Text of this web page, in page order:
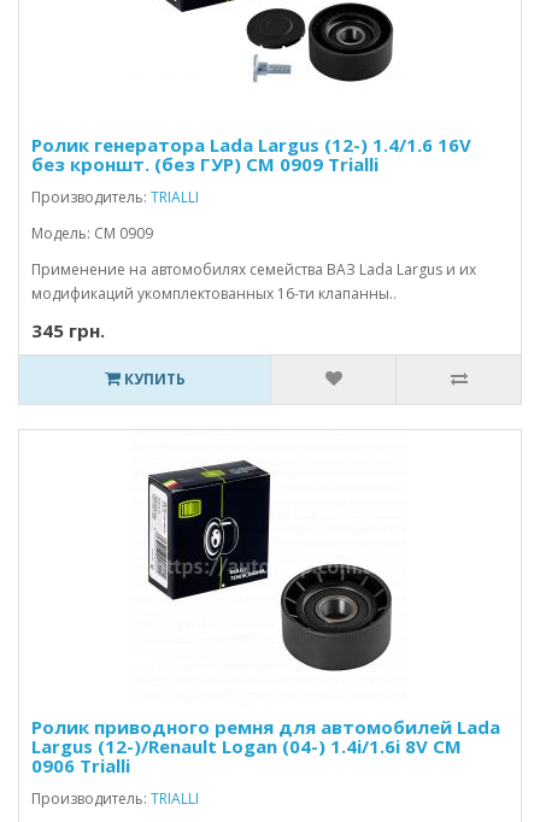
Ролик генератора Lada Largus (12-) 1.4/1.6 16V
без кроншт. (без ГУР) CM 0909 Trialli
Производитель: TRIALLI
Модель: CM 0909
Применение на автомобилях семейства ВАЗ Lada Largus и их
модификаций укомплектованных 16-ти клапанны..
345 грн.
КУПИТЬ
Ролик приводного ремня для автомобилей Lada
Largus (12-)/Renault Logan (04-) 1.4i/1.6i 8V CM
0906 Trialli
Производитель: TRIALLI